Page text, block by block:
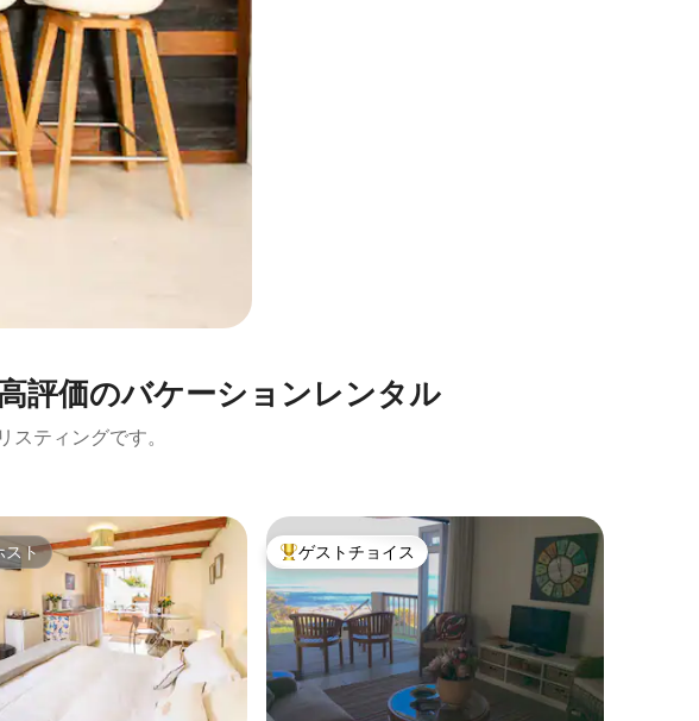
評⁠価⁠のバ⁠ケ⁠ー⁠シ⁠ョ⁠ン⁠レ⁠ン⁠タ⁠ル
ティングです。
ト
スト 大好評のゲストチョイスです。
ゲストチョイス